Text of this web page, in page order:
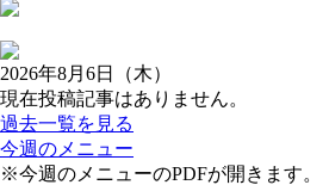
2026年8月6日（木）
現在投稿記事はありません。
過去一覧を見る
今週のメニュー
※今週のメニューのPDFが開きます。